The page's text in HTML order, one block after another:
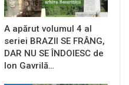
A apărut volumul 4 al
seriei BRAZII SE FRÂNG,
DAR NU SE ÎNDOIESC de
Ion Gavrilă…